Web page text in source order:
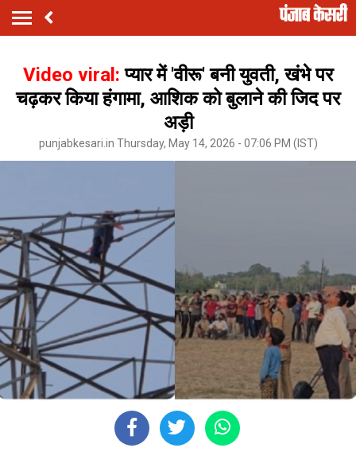
Video viral:प्यार में 'वीरू' बनी युवती, खंभे पर
चढ़कर किया हंगामा, आशिक को बुलाने की जिद पर
अड़ी
punjabkesari.in Thursday, May 14, 2026 - 07:06 PM (IST)